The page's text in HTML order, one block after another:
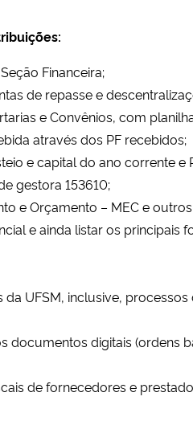
Financeira;
de repasse e
e Convênios, com
através dos PF recebidos;
e capital do ano corrente e
gestora 153610;
e Orçamento – MEC e
e ainda listar os principais
UFSM, inclusive, processos
documentos digitais (ordens
de fornecedores e